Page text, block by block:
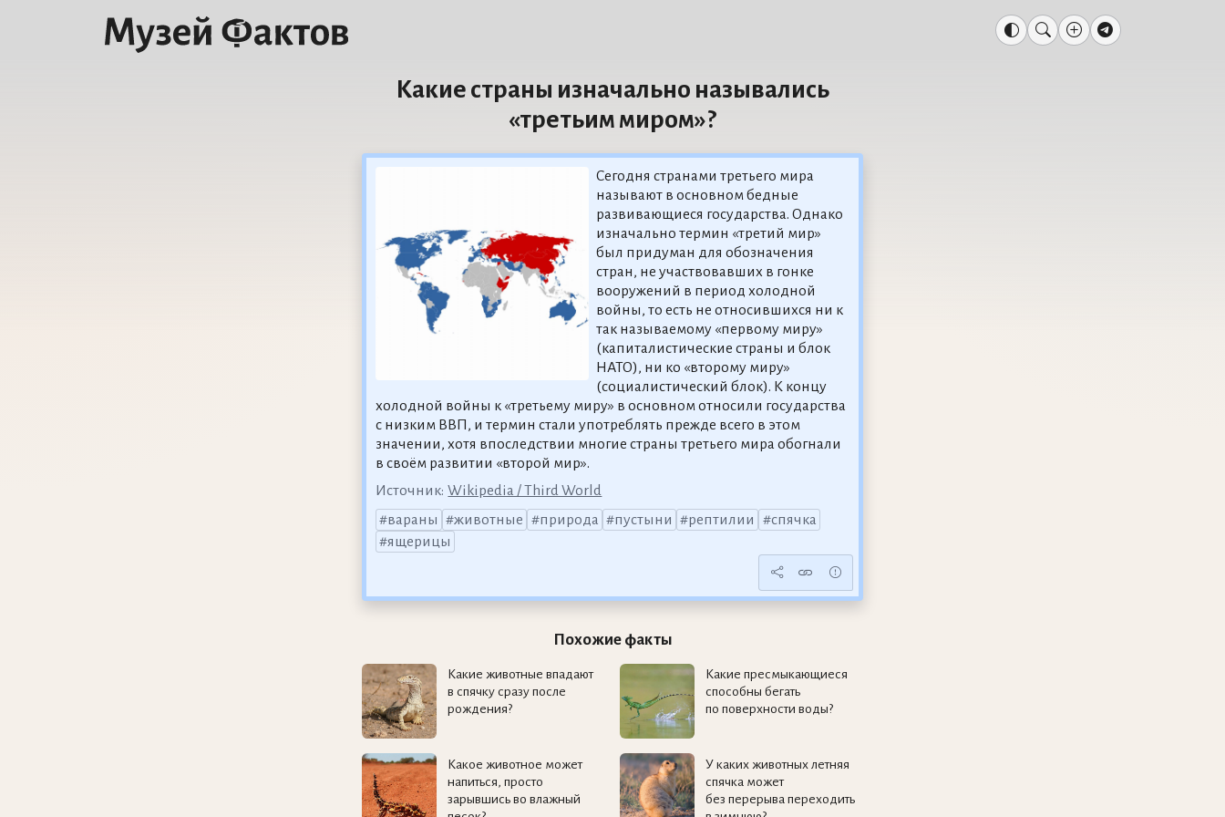
Какие страны изначально назывались
«третьим миром»?
Сегодня странами третьего мира
называют в основном бедные
развивающиеся государства. Однако
изначально термин «третий мир»
был придуман для обозначения
стран, не участвовавших в гонке
вооружений в период холодной
войны, то есть не относившихся ни к
так называемому «первому миру»
(капиталистические страны и блок
НАТО), ни ко «второму миру»
(социалистический блок). К концу
холодной войны к «третьему миру» в основном относили государства
с низким ВВП, и термин стали употреблять прежде всего в этом
значении, хотя впоследствии многие страны третьего мира обогнали
в своём развитии «второй мир».
Источник: Wikipedia / Third World
вараны
животные природа пустыни рептилии
спячка
ящерицы
Похожие факты
Какие животные впадают
в спячку сразу после
рождения?
Какие пресмыкающиеся
способны бегать
по поверхности воды?
Какое животное может
напиться, просто
зарывшись во влажный
У каких животных летняя
спячка может
без перерыва переходить